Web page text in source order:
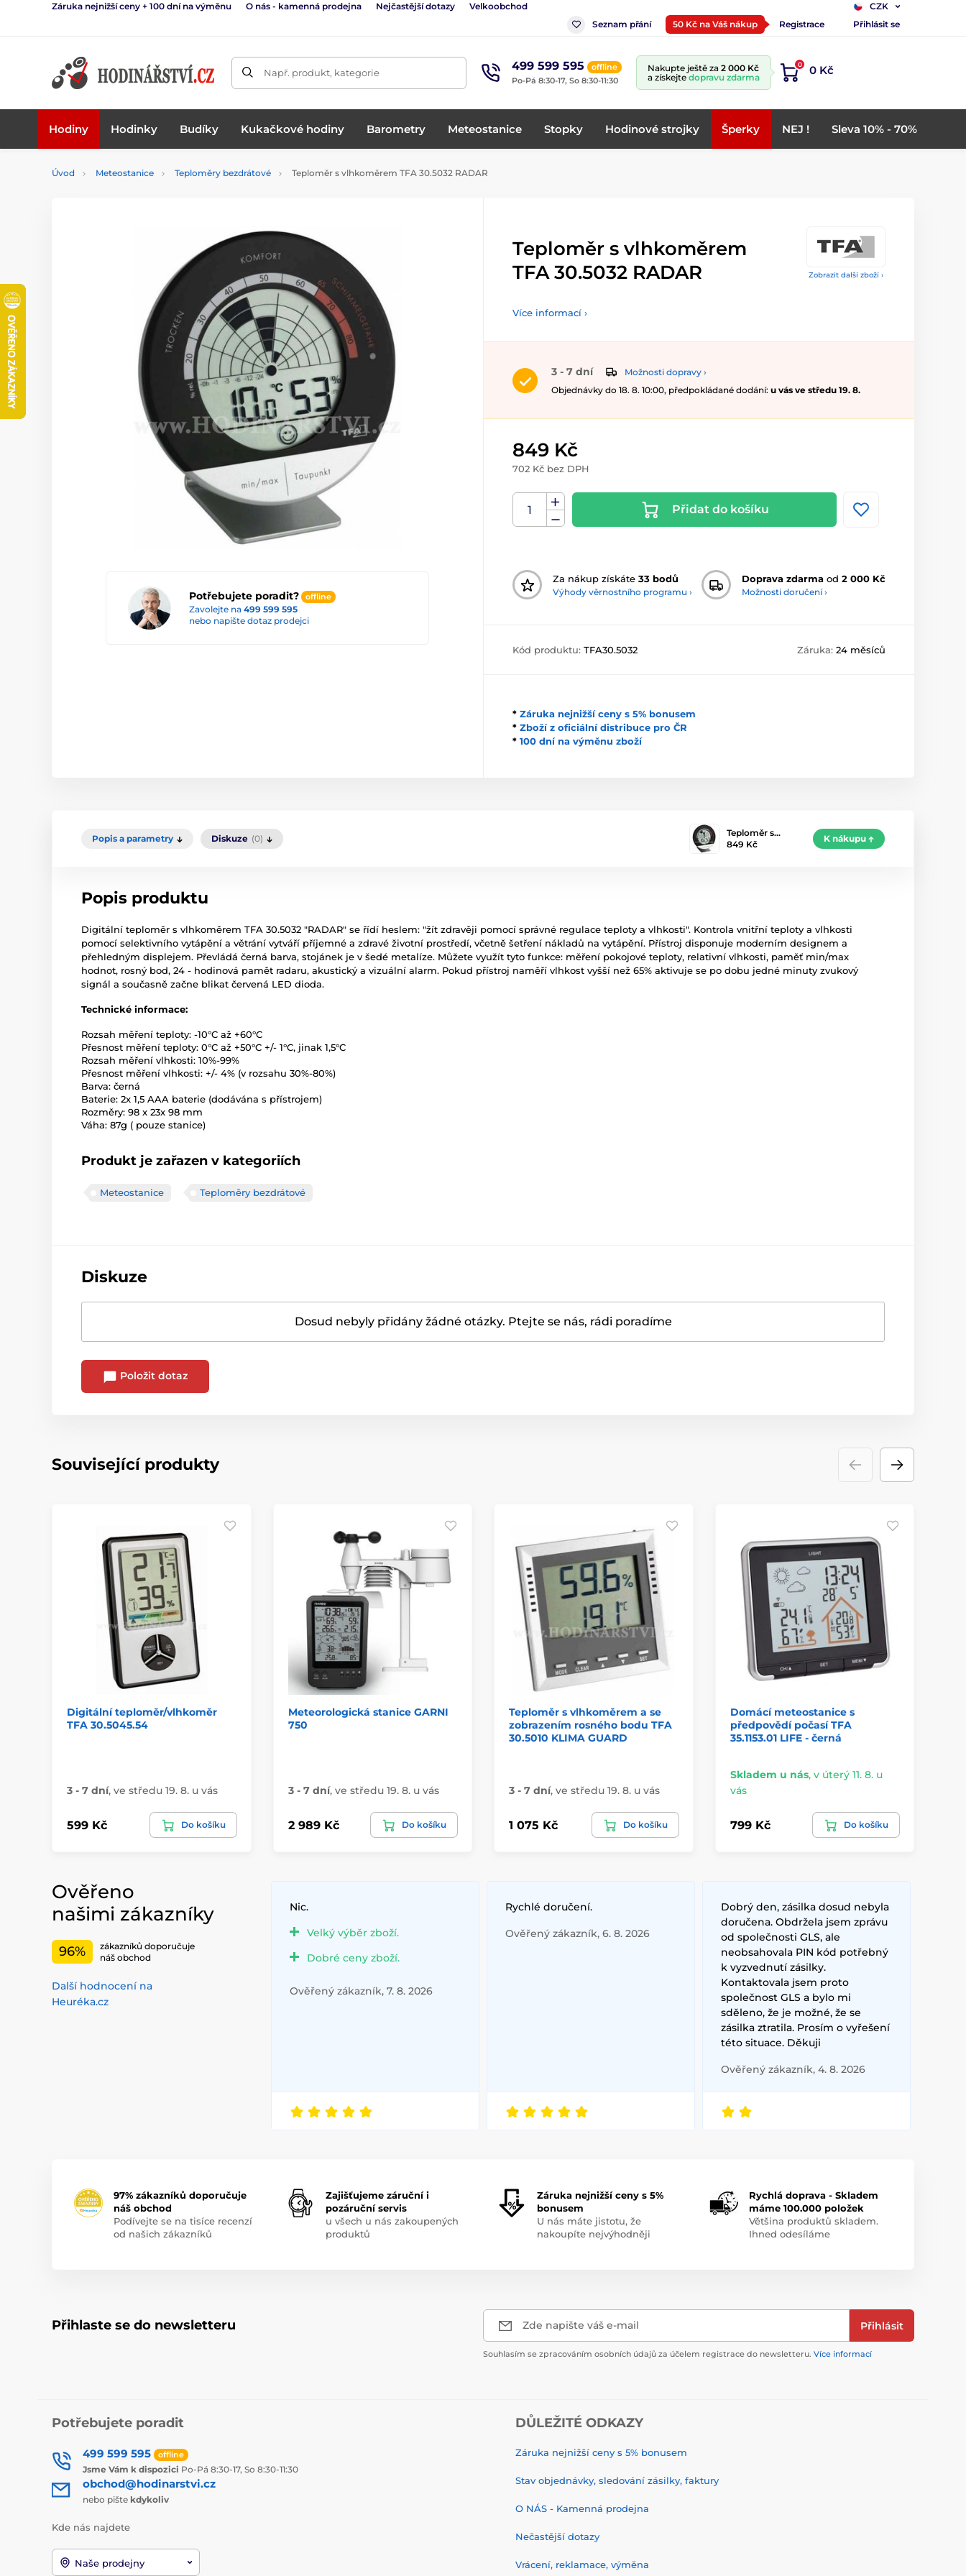
Záruka nejnižší ceny + 100 dní na výměnu O nás - kamenná prodejna Nejčastější dotazy Velkoobchod
CZK
Seznam přání
50 Kč na Váš nákup Registrace Přihlásit se
Např. produkt, kategorie 499 599 595
offline
Po-Pá 8:30-17, So 8:30-11:30
Nakupte ještě za 2 000 Kč
a získejte dopravu zdarma
0 0 Kč
Hodiny Hodinky Budíky Kukačkové hodiny Barometry Meteostanice Stopky Hodinové strojky Šperky NEJ ! Sleva 10% - 70%
Úvod Meteostanice Teploměry bezdrátové Teploměr s vlhkoměrem TFA 30.5032 RADAR
Zobrazit další zboží ›
Potřebujete poradit? offline
Zavolejte na 499 599 595
nebo napište dotaz prodejci
Teploměr s vlhkoměrem
TFA 30.5032 RADAR
Více informací ›
3 - 7 dní
Možnosti dopravy ›
Objednávky do 18. 8. 10:00, předpokládané dodání: u vás ve středu 19. 8.
849 Kč
702 Kč bez DPH
Přidat do košíku
Za nákup získáte 33 bodů
Výhody věrnostního programu ›
Doprava zdarma od 2 000 Kč
Možnosti doručení ›
Kód produktu: TFA30.5032 Záruka: 24 měsíců
* Záruka nejnižší ceny s 5% bonusem
* Zboží z oficiální distribuce pro ČR
* 100 dní na výměnu zboží
Popis a parametry Diskuze (0)
Teploměr s…
849 Kč
K nákupu
Popis produktu
Digitální teploměr s vlhkoměrem TFA 30.5032 "RADAR" se řídí heslem: "žít zdravěji pomocí správné regulace teploty a vlhkosti". Kontrola vnitřní teploty a vlhkosti
pomocí selektivního vytápění a větrání vytváří příjemné a zdravé životní prostředí, včetně šetření nákladů na vytápění. Přístroj disponuje moderním designem a
přehledným displejem. Převládá černá barva, stojánek je v šedé metalíze. Můžete využít tyto funkce: měření pokojové teploty, relativní vlhkosti, paměť min/max
hodnot, rosný bod, 24 - hodinová pamět radaru, akustický a vizuální alarm. Pokud přístroj naměří vlhkost vyšší než 65% aktivuje se po dobu jedné minuty zvukový
signál a současně začne blikat červená LED dioda.
Technické informace:
Rozsah měření teploty: -10°C až +60°C
Přesnost měření teploty: 0°C až +50°C +/- 1°C, jinak 1,5°C
Rozsah měření vlhkosti: 10%-99%
Přesnost měření vlhkosti: +/- 4% (v rozsahu 30%-80%)
Barva: černá
Baterie: 2x 1,5 AAA baterie (dodávána s přístrojem)
Rozměry: 98 x 23x 98 mm
Váha: 87g ( pouze stanice)
Produkt je zařazen v kategoriích
Meteostanice Teploměry bezdrátové
Diskuze
Dosud nebyly přidány žádné otázky. Ptejte se nás, rádi poradíme
Položit dotaz
Související produkty
Digitální teploměr/vlhkoměr
TFA 30.5045.54
3 - 7 dní, ve středu 19. 8. u vás
599 Kč Do košíku
Meteorologická stanice GARNI
750
3 - 7 dní, ve středu 19. 8. u vás
2 989 Kč Do košíku
Teploměr s vlhkoměrem a se
zobrazením rosného bodu TFA
30.5010 KLIMA GUARD
3 - 7 dní, ve středu 19. 8. u vás
1 075 Kč Do košíku
Domácí meteostanice s
předpovědí počasí TFA
35.1153.01 LIFE - černá
Skladem u nás, v úterý 11. 8. u
vás
799 Kč Do košíku
Ověřeno
našimi zákazníky
96%
zákazníků doporučuje
náš obchod
Další hodnocení na
Heuréka.cz
Nic.
Velký výběr zboží.
Dobré ceny zboží.
Ověřený zákazník, 7. 8. 2026
Rychlé doručení.
Ověřený zákazník, 6. 8. 2026
Dobrý den, zásilka dosud nebyla
doručena. Obdržela jsem zprávu
od společnosti GLS, ale
neobsahovala PIN kód potřebný
k vyzvednutí zásilky.
Kontaktovala jsem proto
společnost GLS a bylo mi
sděleno, že je možné, že se
zásilka ztratila. Prosím o vyřešení
této situace. Děkuji
Ověřený zákazník, 4. 8. 2026
97% zákazníků doporučuje
náš obchod
Podívejte se na tisíce recenzí
od našich zákazníků
Zajišťujeme záruční i
pozáruční servis
u všech u nás zakoupených
produktů
Záruka nejnižší ceny s 5%
bonusem
U nás máte jistotu, že
nakoupíte nejvýhodněji
Rychlá doprava - Skladem
máme 100.000 položek
Většina produktů skladem.
Ihned odesíláme
Přihlaste se do newsletteru Zde napište váš e-mail Přihlásit
Souhlasím se zpracováním osobních údajů za účelem registrace do newsletteru. Více informací
Potřebujete poradit
499 599 595 offline
Jsme Vám k dispozici Po-Pá 8:30-17, So 8:30-11:30
obchod@hodinarstvi.cz
nebo pište kdykoliv
Kde nás najdete
Naše prodejny
DŮLEŽITÉ ODKAZY
Záruka nejnižší ceny s 5% bonusem
Stav objednávky, sledování zásilky, faktury
O NÁS - Kamenná prodejna
Nečastější dotazy
Vrácení, reklamace, výměna